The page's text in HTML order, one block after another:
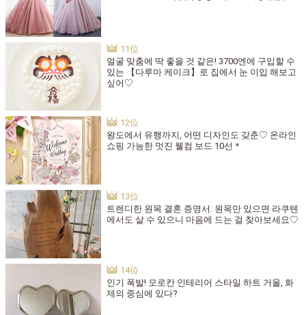
얼굴 맞춤에 딱 좋을 것 같은! 3700엔에 구입할 수
있는 【다루마 케이크】로 집에서 눈 이입 해보고
싶어♡
왕도에서 유행까지, 어떤 디자인도 갖춘♡ 온라인
쇼핑 가능한 멋진 웰컴 보드 10선＊
트렌디한 원목 결혼 증명서. 원목만 있으면 라쿠텐
에서도 살 수 있으니 마음에 드는 걸 찾아보세요♡
인기 폭발! 모로칸 인테리어 스타일 하트 거울, 화
제의 중심에 있다?